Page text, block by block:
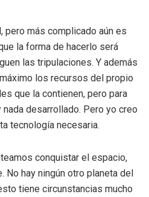
más complicado aún es
la forma de hacerlo será
las tripulaciones. Y además
los recursos del propio
que la contienen, pero para
desarrollado. Pero yo creo
tecnología necesaria.
conquistar el espacio,
hay ningún otro planeta del
tiene circunstancias mucho